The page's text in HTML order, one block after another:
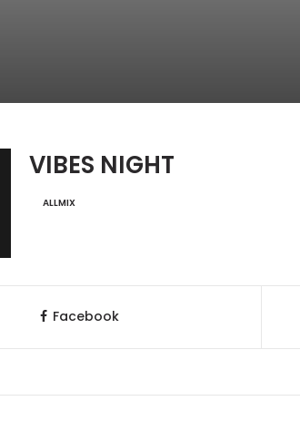
VIBES NIGHT
ALLMIX
Facebook